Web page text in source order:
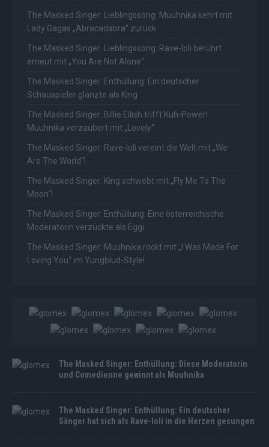
The Masked Singer: Lieblingssong: Muuhnika kehrt mit
Lady Gagas „Abracadabra“ zurück
The Masked Singer: Lieblingssong: Rave-Ioli berührt
erneut mit „You Are Not Alone“
The Masked Singer: Enthüllung: Ein deutscher
Schauspieler glänzte als King
The Masked Singer: Billie Eilish trifft Kuh-Power!
Muuhnika verzaubert mit „Lovely“
The Masked Singer: Rave-Ioli vereint die Welt mit „We
Are The World“!
The Masked Singer: King schwebt mit „Fly Me To The
Moon“!
The Masked Singer: Enthüllung: Eine österreichische
Moderatorin verzückte als Eggi
The Masked Singer: Muuhnika rockt mit „I Was Made For
Loving You“ im Yungblud-Style!
The Masked Singer: Enthüllung: Diese Moderatorin
und Comedienne gewinnt als Muuhnika
The Masked Singer: Enthüllung: Ein deutscher
Sänger hat sich als Rave-Ioli in die Herzen gesungen